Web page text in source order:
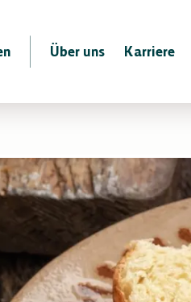
Über uns Karriere